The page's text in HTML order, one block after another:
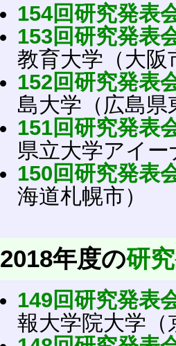
154回研究発表
153回研究発表
教育大学（大阪
152回研究発表
島大学（広島県
151回研究発表
県立大学アイ
150回研究発表
海道札幌市）
2018年度の研
149回研究発表
報大学院大学（